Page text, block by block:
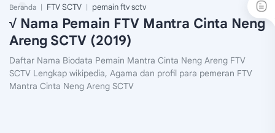
Beranda FTV SCTV pemain ftv sctv
√ Nama Pemain FTV Mantra Cinta Neng
Areng SCTV (2019)
Daftar Nama Biodata Pemain Mantra Cinta Neng Areng FTV
SCTV Lengkap wikipedia, Agama dan profil para pemeran FTV
Mantra Cinta Neng Areng SCTV